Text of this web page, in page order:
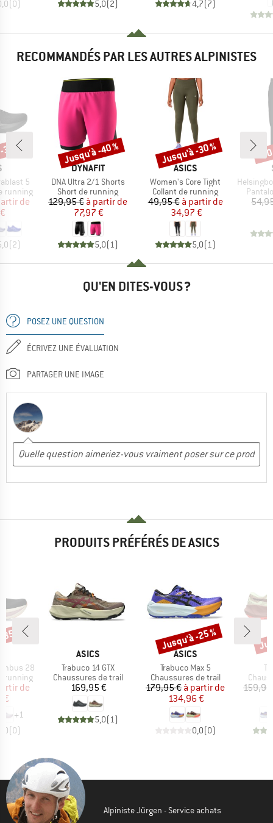
(0) 5,0(2) 4,7(7)
RECOMMANDÉS PAR LES AUTRES ALPINISTES
5
running
réduit
de
(2)
%
MARQUE
DYNAFIT
Article
DNA Ultra 2/1 Shorts
Product group
Short de running
Prix
129,95 € Prix réduit
à partir de
77,97 €
5,0(1)
Remise
Jusqu'à -40 %
MARQUE
ASICS
Article
Women's Core Tight
Product group
Collant de running
Prix
49,95 € Prix réduit
à partir de
34,97 €
5,0(1)
Remise
Jusqu'à -30 %
Article
HelsingborgSt.
-
QU'EN DITES-VOUS ?
POSEZ UNE QUESTION
ÉCRIVEZ UNE ÉVALUATION
PARTAGER UNE IMAGE
PRODUITS PRÉFÉRÉS DE ASICS
28
running
réduit
de
€
+1
(0)
%
MARQUE
ASICS
Article
Trabuco 14 GTX
Product group
Chaussures de trail
Prix
169,95 €
5,0(1)
MARQUE
ASICS
Article
Trabuco Max 5
Product group
Chaussures de trail
Prix
179,95 € Prix réduit
à partir de
134,96 €
0,0(0)
Remise
Jusqu'à -25 %
Alpiniste Jürgen - Service achats